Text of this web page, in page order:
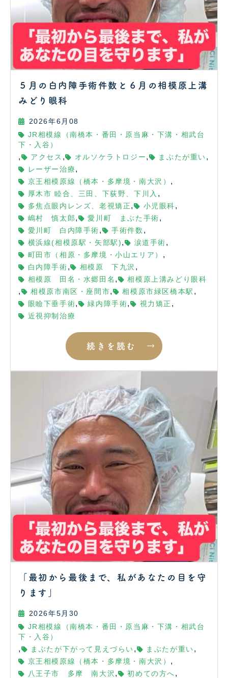
５月の白内障手術件数と６月の相模原上溝
みどり眼科
2026年6月08
JR相模線（南橋本・番田・原当麻・下溝・相武台
下・入谷）
, アクセス , オルソケラトロジー , まぶたが重い ,
レーザー治療 ,
京王相模原線（橋本・多摩境・南大沢） ,
厚木市 睦合、三田、下荻野、下川入 ,
多焦点眼内レンズ、老視矯正 , 小児眼科 ,
嶋村 慎太郎 , 愛川町 まぶた手術 ,
愛川町 白内障手術 , 手術件数 ,
横浜線(相模原駅・矢部駅) , 涙道手術 ,
町田市（相原・多摩境・小山エリア） ,
白内障手術 , 相模原 下九沢 ,
相模原 田名・水郷田名 , 相模原上溝みどり眼科
, 相模原市南区・座間市, 相模原市緑区橋本駅 ,
眼瞼下垂手術, 緑内障手術, 視力矯正 ,
近視抑制治療
続きを読む
「最初から最後まで、私があなたの目を守
ります」
2026年5月30
JR相模線（南橋本・番田・原当麻・下溝・相武台
下・入谷）
, まぶたが下がって見えづらい , まぶたが重い ,
京王相模原線（橋本・多摩境・南大沢） ,
八王子市 多摩 南大沢 , 初めての方へ ,